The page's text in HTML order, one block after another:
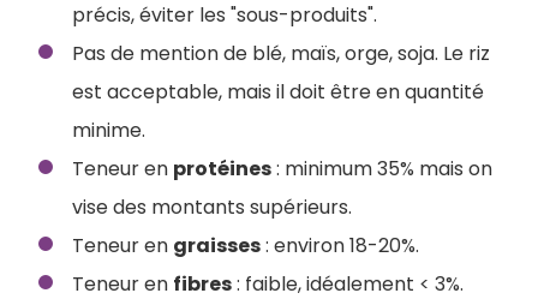
précis, éviter les "sous-produits".
Pas de mention de blé, maïs, orge, soja. Le riz
est acceptable, mais il doit être en quantité
minime.
Teneur en protéines: minimum 35% mais on
vise des montants supérieurs.
Teneur en graisses: environ 18-20%.
Teneur en fibres: faible, idéalement < 3%.